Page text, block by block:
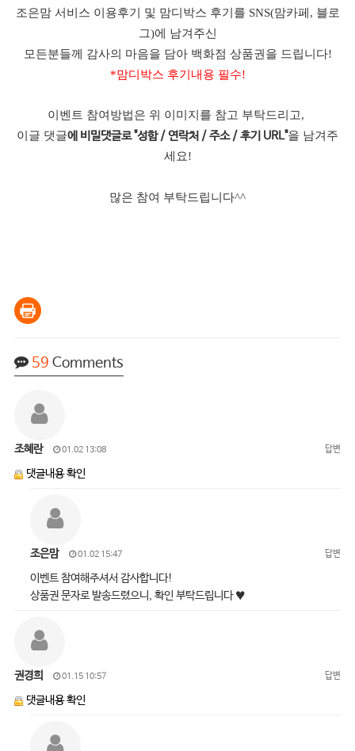
조은맘 서비스 이용후기 및 맘디박스 후기를 SNS(맘카페, 블로
그)에 남겨주신
모든분들께 감사의 마음을 담아 백화점 상품권을 드립니다!
*맘디박스 후기내용 필수!
이벤트 참여방법은 위 이미지를 참고 부탁드리고,
이글 댓글에 비밀댓글로 "성함 / 연락처 / 주소 / 후기 URL"을 남겨주
세요!
많은 참여 부탁드립니다^^
59 Comments
조혜란 01.02 13:08 답변
댓글내용 확인
조은맘 01.02 15:47 답변
이벤트 참여해주셔서 감사합니다!
상품권 문자로 발송드렸으니, 확인 부탁드립니다 ♥
권경희 01.15 10:57 답변
댓글내용 확인